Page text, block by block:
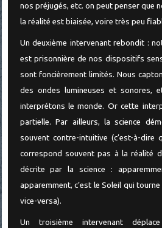
nos préjugés, etc. on peut penser que
la réalité est biaisée, voire très peu
Un deuxième intervenant rebondit :
est prisonnière de nos dispositifs
sont foncièrement limités. Nous
des ondes lumineuses et sonores,
interprétons le monde. Or cette
partielle. Par ailleurs, la science
souvent contre-intuitive (c’est-à-dire
correspond souvent pas à la réalité
décrite par la science :
apparemment, c’est le Soleil qui
vice-versa).
Un troisième intervenant